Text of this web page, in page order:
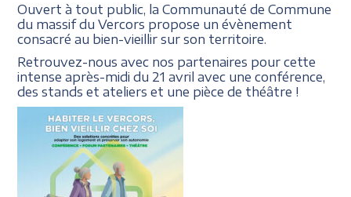
Ouvert à tout public, la Communauté de Commune
du massif du Vercors propose un évènement
consacré au bien-vieillir sur son territoire.
Retrouvez-nous avec nos partenaires pour cette
intense après-midi du 21 avril avec une conférence,
des stands et ateliers et une pièce de théâtre !